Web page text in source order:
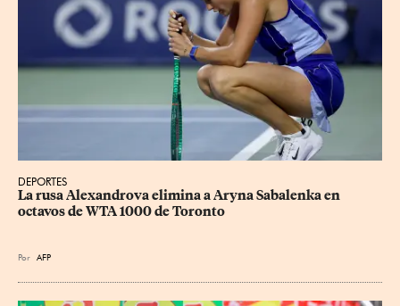
DEPORTES
La rusa Alexandrova elimina a Aryna Sabalenka en
octavos de WTA 1000 de Toronto
Por AFP